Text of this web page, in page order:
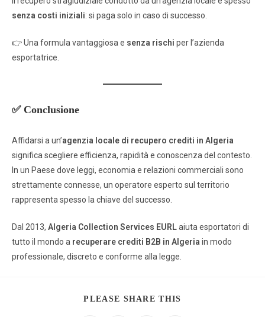
senza costi iniziali: si paga solo in caso di successo.
👉 Una formula vantaggiosa e senza rischi per l’azienda
esportatrice.
✅ Conclusione
Affidarsi a un’agenzia locale di recupero crediti in Algeria
significa scegliere efficienza, rapidità e conoscenza del contesto.
In un Paese dove leggi, economia e relazioni commerciali sono
strettamente connesse, un operatore esperto sul territorio
rappresenta spesso la chiave del successo.
Dal 2013, Algeria Collection Services EURLaiuta esportatori di
tutto il mondo a recuperare crediti B2B in Algeria in modo
professionale, discreto e conforme alla legge.
PLEASE SHARE THIS